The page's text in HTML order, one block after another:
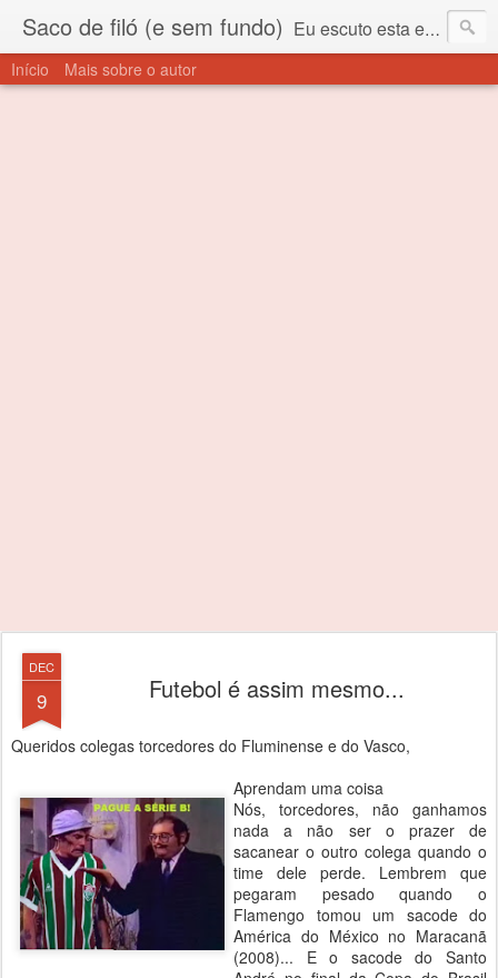
Saco de filó (e sem fundo) Eu escuto esta expressão "saco de filó" desde criança. Para quem não sabe, filó é um tecido todo furadinho e permite que um saco feito com ele, mesmo que muito exposto ao ar soprado para dentro, nunca vai se encher. Aí está o propósito deste nome... Para viver em sociedade tem que ter saco de filó.
Início Mais sobre o autor
DEC
9 Futebol é assim mesmo...
Queridos colegas torcedores do Fluminense e do Vasco,
Aprendam uma coisa
Nós, torcedores, não ganhamos
nada a não ser o prazer de
sacanear o outro colega quando o
time dele perde. Lembrem que
pegaram pesado quando o
Flamengo tomou um sacode do
América do México no Maracanã
(2008)... E o sacode do Santo